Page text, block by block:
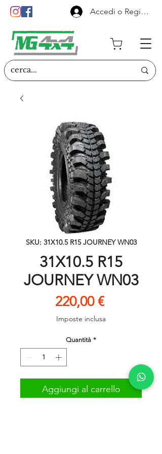
Accedi o Registrati
SKU: 31X10.5 R15 JOURNEY WN03
31X10.5 R15
JOURNEY WN03
220,00 €Prezzo
Imposte inclusa
Quantità *
Aggiungi al carrello